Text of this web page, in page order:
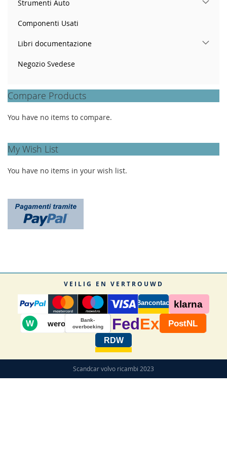
Strumenti Auto
Componenti Usati
Libri documentazione
Negozio Svedese
Compare Products
You have no items to compare.
My Wish List
You have no items in your wish list.
VEILIG EN VERTROUWD
Bancontact klarna
W wero
Bank-
overboeking
Fed Ex PostNL
RDW
Scandcar volvo ricambi 2023